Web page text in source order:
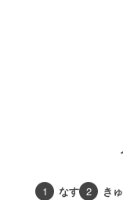
1 なす 2 き